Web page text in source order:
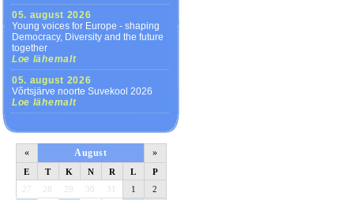
05. august 2026
Young voices for Europe - shaping
Democracy, Diversity and the future
together
Loe lähemalt
05. august 2026
Võrtsjärve noorte Suvekool 2026
Loe lähemalt
« August »
E T K N R L
P
27
28 29 30 31 1
2